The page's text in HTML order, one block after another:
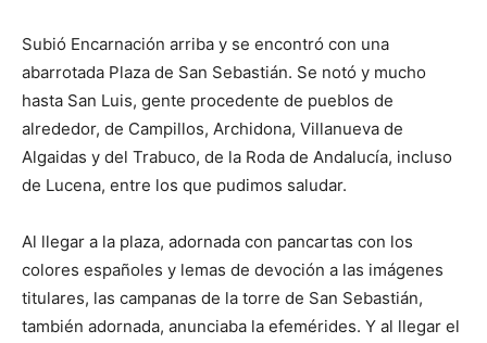
Subió Encarnación arriba y se encontró con una
abarrotada Plaza de San Sebastián. Se notó y mucho
hasta San Luis, gente procedente de pueblos de
alrededor, de Campillos, Archidona, Villanueva de
Algaidas y del Trabuco, de la Roda de Andalucía, incluso
de Lucena, entre los que pudimos saludar.
Al llegar a la plaza, adornada con pancartas con los
colores españoles y lemas de devoción a las imágenes
titulares, las campanas de la torre de San Sebastián,
también adornada, anunciaba la efemérides. Y al llegar el